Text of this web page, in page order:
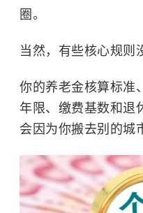
圈。
当然，有些核心规则
你的养老金核算标准
年限、缴费基数和退
会因为你搬去别的城